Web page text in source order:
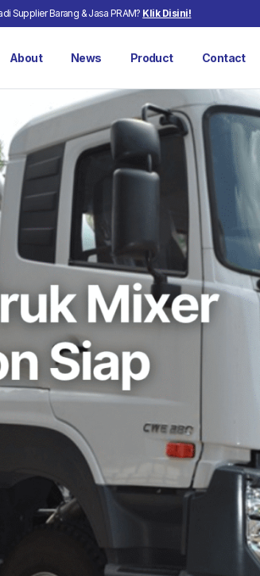
Supplier Barang & Jasa PRAM? Klik Disini!
About News Product Contact